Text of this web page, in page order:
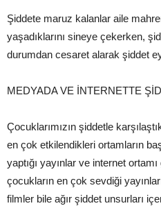
Şiddete maruz kalanlar aile
yaşadıklarını sineye çekerken,
durumdan cesaret alarak şiddet
MEDYADA VE İNTERNETTE
Çocuklarımızın şiddetle
en çok etkilendikleri ortamların
yaptığı yayınlar ve internet
çocukların en çok sevdiği
filmler bile ağır şiddet unsurları